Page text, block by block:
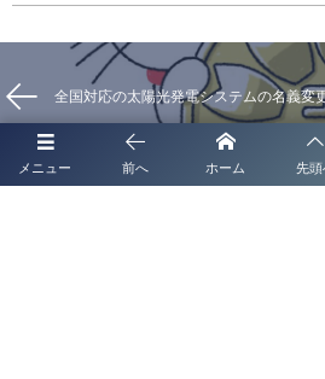
全国対応の太陽光発電システムの名義変
メニュー 前へ ホーム 先頭